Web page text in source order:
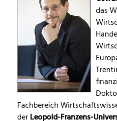
das
Fachbereich
derLeopold-Franzens-